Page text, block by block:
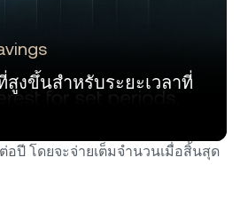
สูงขึ้นสำหรับระยะเวลาที่
อปี โดยจะจ่ายเต็มจำนวนเมื่อสิ้นสุด